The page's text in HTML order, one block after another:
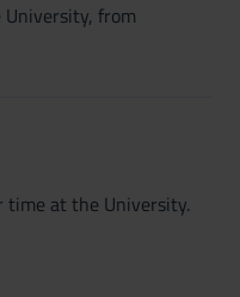
from
time at the University.